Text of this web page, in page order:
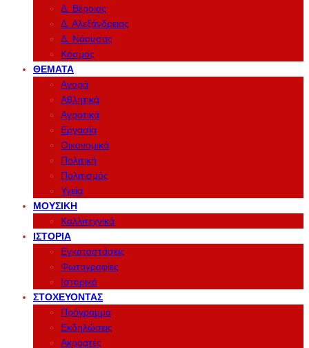
Δ. Βέροιας
Δ. Αλεξάνδρειας
Δ. Νάουσας
Κόσμος
ΘΈΜΑΤΑ
Αγορά
Αθλητικά
Αγροτικά
Εργασία
Οικονομικά
Πολιτική
Πολιτισμός
Υγεία
ΜΟΥΣΙΚΉ
Καλλιτεχνικά
ΙΣΤΟΡΊΑ
Εγκαταστάσεις
Φωτογραφίες
Ιστορικό
ΣΤΟΧΕΎΟΝΤΑΣ
Πρόγραμμα
Εκδηλώσεις
Ακροατές